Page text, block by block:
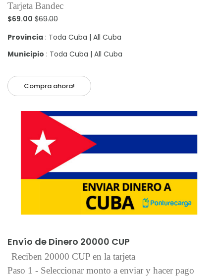
Tarjeta Bandec
$69.00 $69.00
Provincia : Toda Cuba | All Cuba
Municipio : Toda Cuba | All Cuba
Compra ahora!
Envío de Dinero 20000 CUP
Reciben 20000 CUP en la tarjeta
Paso 1 - Seleccionar monto a enviar y hacer pago